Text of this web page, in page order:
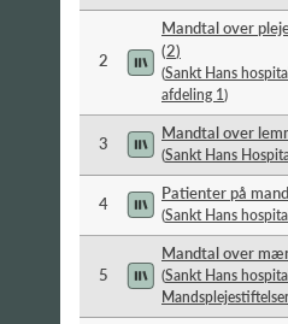
2
Mandtal over
(2)
(Sankt Hans
afdeling 1)
3
Mandtal over
(Sankt Hans
4
Patienter på
(Sankt Hans
5
Mandtal over
(Sankt Hans hospital